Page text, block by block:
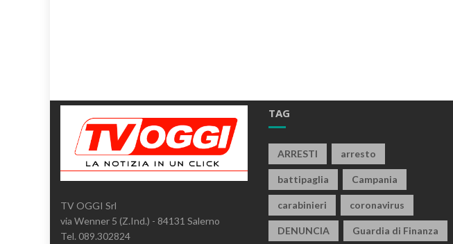
TV OGGI Srl
via Wenner 5 (Z.Ind.) - 84131 Salerno
Tel. 089.302824
TAG
ARRESTI arresto
battipaglia Campania
carabinieri coronavirus
DENUNCIA Guardia di Finanza